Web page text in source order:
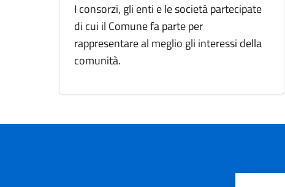
I consorzi, gli enti e le società partecipate
di cui il Comune fa parte per
rappresentare al meglio gli interessi della
comunità.